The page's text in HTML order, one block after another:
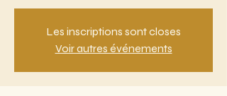
Les inscriptions sont closes
Voir autres événements